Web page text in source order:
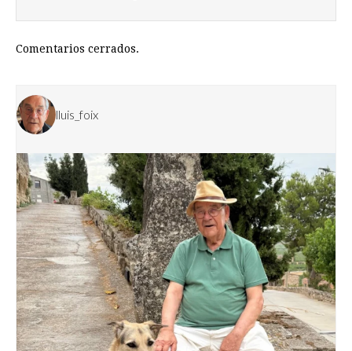
Comentarios cerrados.
lluis_foix